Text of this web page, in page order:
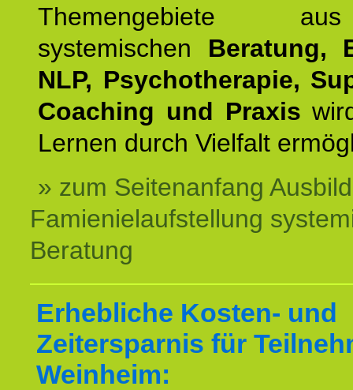
Themengebiete
systemischen Beratung,
NLP, Psychotherapie,
Coaching und Praxis
Lernen durch Vielfalt
» zum Seitenanfang
Famienielaufstellung
Beratung
Erhebliche Kosten- und
Zeitersparnis für
Weinheim: